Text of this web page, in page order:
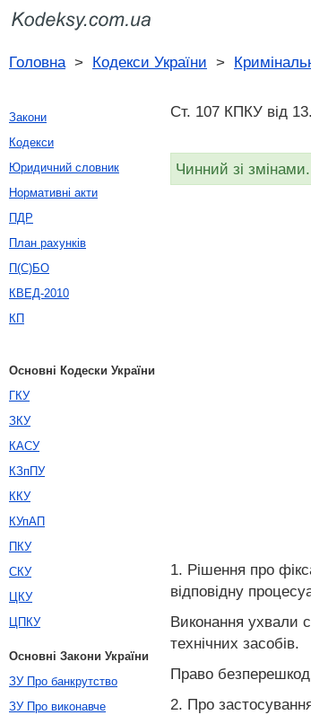
Головна> Кодекси України >
Ст. 107 КПКУ від
Чинний зі
1. Рішення про
відповідну
Виконання ухвали
технічних засобів.
Право
2. Про
Закони
Кодекси
Юридичний словник
Нормативні акти
ПДР
План рахунків
П(С)БО
КВЕД-2010
КП
Основні Кодески України
ГКУ
ЗКУ
КАСУ
КЗпПУ
ККУ
КУпАП
ПКУ
СКУ
ЦКУ
ЦПКУ
Основні Закони України
ЗУ Про банкрутство
ЗУ Про виконавче